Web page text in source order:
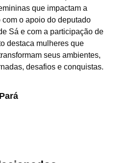
que impactam a
o apoio do deputado
Sá e com a participação de
destaca mulheres que
seus ambientes,
desafios e conquistas.